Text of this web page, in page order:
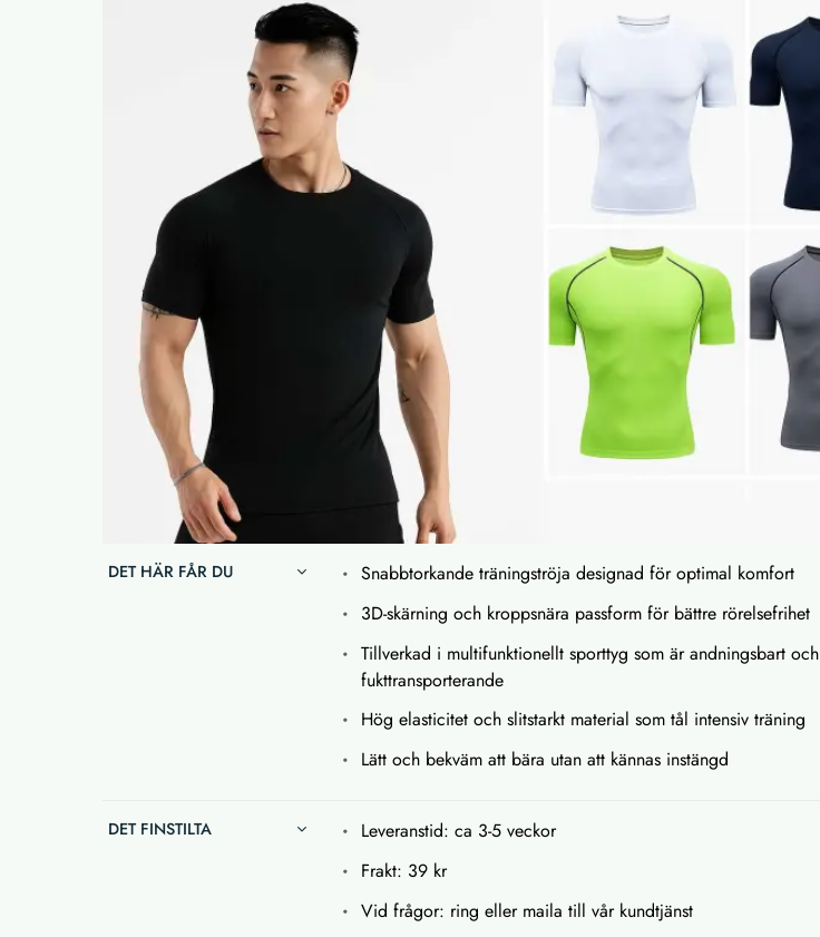
DET HÄR FÅR DU
Snabbtorkande träningströja designad för optimal komfort
3D-skärning och kroppsnära passform för bättre rörelsefrihet
Tillverkad i multifunktionellt sporttyg som är andningsbart och
fukttransporterande
Hög elasticitet och slitstarkt material som tål intensiv träning
Lätt och bekväm att bära utan att kännas instängd
DET FINSTILTA
Leveranstid: ca 3-5 veckor
Frakt: 39 kr
Vid frågor: ring eller maila till vår kundtjänst